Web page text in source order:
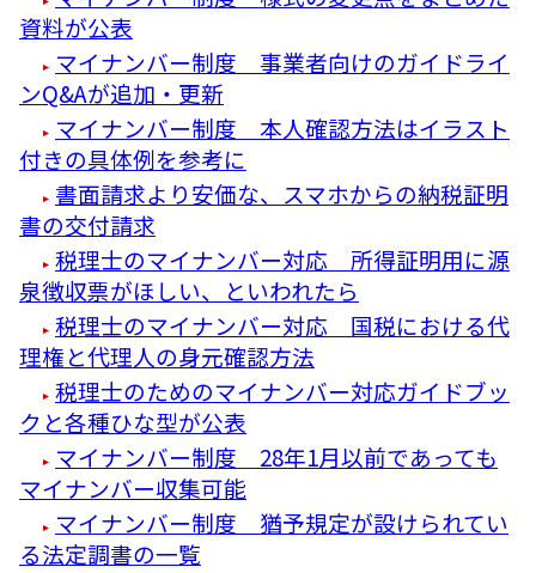
資料が公表
マイナンバー制度 事業者向けのガイドライ
ンQ&Aが追加・更新
マイナンバー制度 本人確認方法はイラスト
付きの具体例を参考に
書面請求より安価な、スマホからの納税証明
書の交付請求
税理士のマイナンバー対応 所得証明用に源
泉徴収票がほしい、といわれたら
税理士のマイナンバー対応 国税における代
理権と代理人の身元確認方法
税理士のためのマイナンバー対応ガイドブッ
クと各種ひな型が公表
マイナンバー制度 28年1月以前であっても
マイナンバー収集可能
マイナンバー制度 猶予規定が設けられてい
る法定調書の一覧